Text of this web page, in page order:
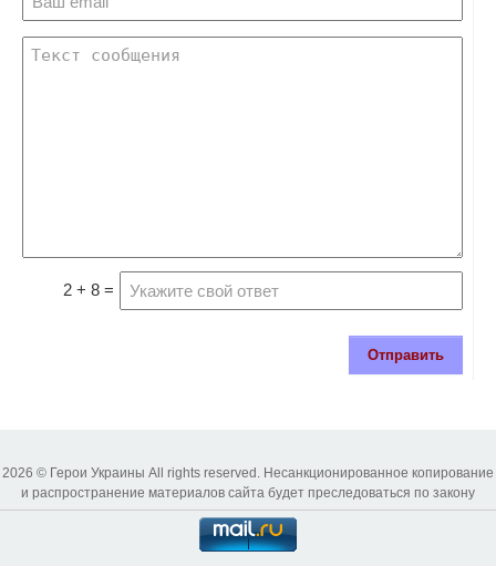
2 + 8 =
Отправить
2026 © Герои Украины All rights reserved. Несанкционированное копирование
и распространение материалов сайта будет преследоваться по закону